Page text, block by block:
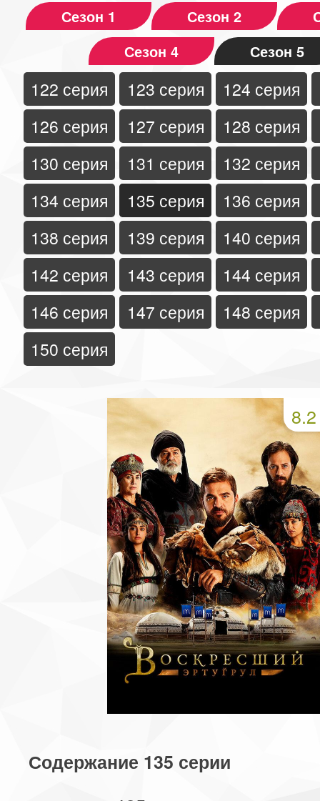
Сезон 1 Сезон 2
Сезон 4
Сезон 5
122 серия 123 серия 124 серия
126 серия
127 серия 128 серия
130 серия
131 серия 132 серия
134 серия
135 серия 136 серия
138 серия
139 серия 140 серия
142 серия
143 серия 144 серия
146 серия
147 серия 148 серия
150 серия
8.2
Содержание 135 серии